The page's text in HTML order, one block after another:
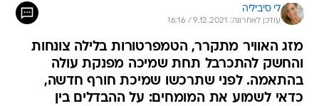
לי סיביליה
עודכן לאחרונה: 9.12.2021 / 16:16
מזג האוויר מתקרר, הטמפרטורות בלילה צונחות
והחשק להתכרבל תחת שמיכה מפנקת עולה
בהתאמה. לפני שתרכשו שמיכת חורף חדשה,
כדאי לשמוע את המומחים: על ההבדלים בין